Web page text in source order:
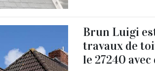
Brun Luigi
travaux de
le 27240